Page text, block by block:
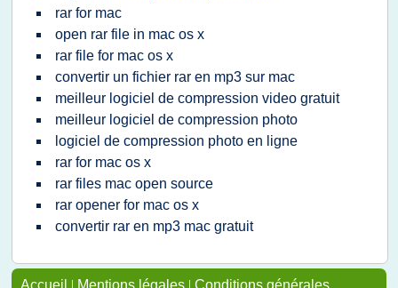
rar for mac
open rar file in mac os x
rar file for mac os x
convertir un fichier rar en mp3 sur mac
meilleur logiciel de compression video gratuit
meilleur logiciel de compression photo
logiciel de compression photo en ligne
rar for mac os x
rar files mac open source
rar opener for mac os x
convertir rar en mp3 mac gratuit
Accueil | Mentions légales | Conditions générales